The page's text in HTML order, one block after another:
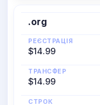
.org
РЕЄСТРАЦІЯ
$14.99
ТРАНСФЕР
$14.99
СТРОК